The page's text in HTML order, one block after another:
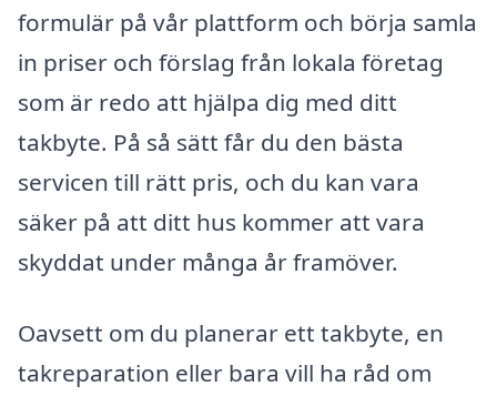
formulär på vår plattform och börja samla
in priser och förslag från lokala företag
som är redo att hjälpa dig med ditt
takbyte. På så sätt får du den bästa
servicen till rätt pris, och du kan vara
säker på att ditt hus kommer att vara
skyddat under många år framöver.
Oavsett om du planerar ett takbyte, en
takreparation eller bara vill ha råd om